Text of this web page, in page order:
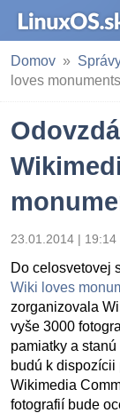
Domov
loves monuments
23.01.2014 | 19:14
Do celosvetovej
Wiki loves
zorganizovala
vyše 3000
pamiatky a
budú k
Wikimedia
fotografií bude